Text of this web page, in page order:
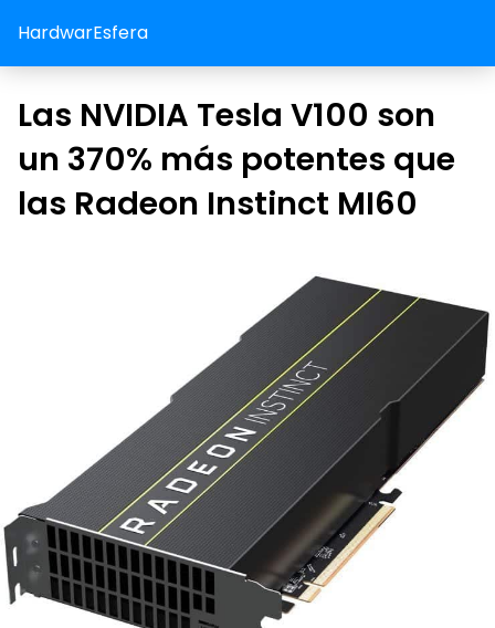
HardwarEsfera
Las NVIDIA Tesla V100 son
un 370% más potentes que
las Radeon Instinct MI60